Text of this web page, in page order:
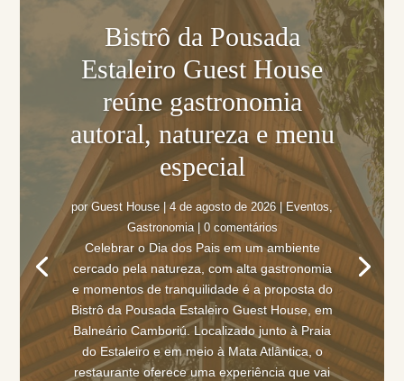
Bistrô da Pousada
Estaleiro Guest House
reúne gastronomia
autoral, natureza e menu
especial
porGuest House 4 de agosto de 2026 |Eventos
Gastronomia| 0 comentários
Celebrar o Dia dos Pais em um ambiente
cercado pela natureza, com alta gastronomia
e momentos de tranquilidade é a proposta do
Bistrô da Pousada Estaleiro Guest House, em
Balneário Camboriú. Localizado junto à Praia
do Estaleiro e em meio à Mata Atlântica, o
restaurante oferece uma experiência que vai